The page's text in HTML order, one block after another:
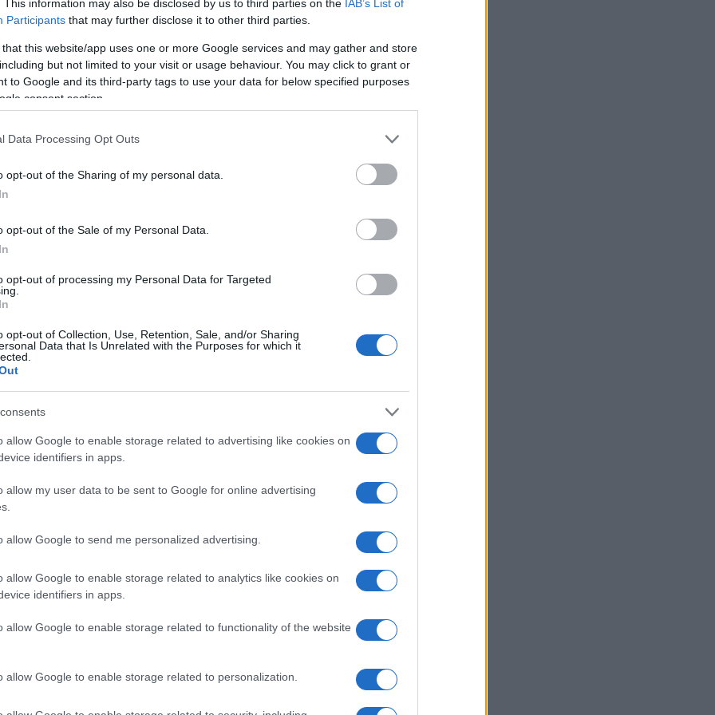
This information may also be disclosed by us to third parties on the IAB’s List of
Participants that may further disclose it to other third parties.
that this website/app uses one or more Google services and may gather and store
but not limited to your visit or usage behaviour. You may click to grant or
to Google and its third-party tags to use your data for below specified purposes
consent section.
Data Processing Opt Outs
opt-out of the Sharing of my personal data.
opt-out of the Sale of my Personal Data.
opt-out of processing my Personal Data for Targeted
opt-out of Collection, Use, Retention, Sale, and/or Sharing
Data that Is Unrelated with the Purposes for which it
allow Google to enable storage related to advertising like cookies on
identifiers in apps.
allow my user data to be sent to Google for online advertising
allow Google to send me personalized advertising.
allow Google to enable storage related to analytics like cookies on
identifiers in apps.
allow Google to enable storage related to functionality of the website
allow Google to enable storage related to personalization.
Τζίρος 98,7
και αύξηση
- Τα νέα
σε low & non
εξάμηνο, στα 550 εκατ. ευρώ
– Καθαρά κέρδη 313 εκατ.
ευρώ
IAB Hellas: Νέα Διοικούσα Επιτροπή και νέο
Γιαγλής
πολιορκία η
Νέο Audi A2 e-tron με στόχο
κόντρα στη Λιθουανία (live stream)